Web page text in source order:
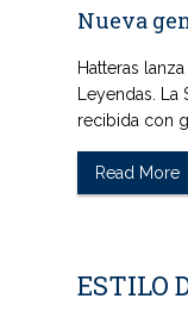
Nueva
Hatteras
Leyendas.
recibida con
Read More
ESTILO